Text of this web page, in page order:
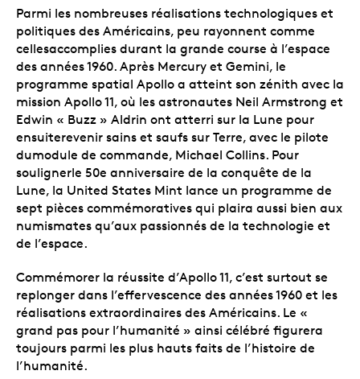
Parmi les nombreuses réalisations technologiques et
politiques des Américains, peu rayonnent comme
cellesaccomplies durant la grande course à l’espace
des années 1960. Après Mercury et Gemini, le
programme spatial Apollo a atteint son zénith avec la
mission Apollo 11, où les astronautes Neil Armstrong et
Edwin « Buzz » Aldrin ont atterri sur la Lune pour
ensuiterevenir sains et saufs sur Terre, avec le pilote
dumodule de commande, Michael Collins. Pour
soulignerle 50e anniversaire de la conquête de la
Lune, la United States Mint lance un programme de
sept pièces commémoratives qui plaira aussi bien aux
numismates qu’aux passionnés de la technologie et
de l’espace.
Commémorer la réussite d’Apollo 11, c’est surtout se
replonger dans l’effervescence des années 1960 et les
réalisations extraordinaires des Américains. Le «
grand pas pour l’humanité » ainsi célébré figurera
toujours parmi les plus hauts faits de l’histoire de
l’humanité.